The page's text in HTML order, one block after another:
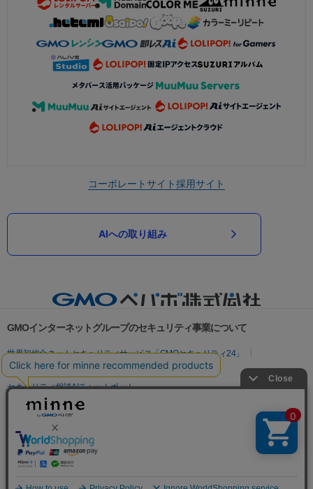
コーポレートサイト採用サイト
AIへの取り組み
GMOインターネットグループのセキュリティ事業について
世界初総合ネットセキュリティサービス「GMOセキュリティ24」
パスワード漏洩診断
Webサイトリスク診断
セキュリティ相談AIチャットボット
実在証明・盗聴対策
サイバー攻撃対策（GMO Flatt Security）
セキュリティ事業の軌跡